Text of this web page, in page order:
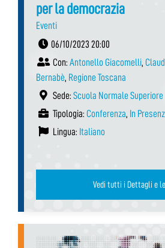
per la democrazia
Eventi
06/10/2023 20:00
Con: Antonello Giacomelli,
Bernabè, Regione Toscana
Sede: Scuola Normale Superiore
Tipologia: Conferenza, In
Lingua: Italiano
Vedi tutti i Dettagli e